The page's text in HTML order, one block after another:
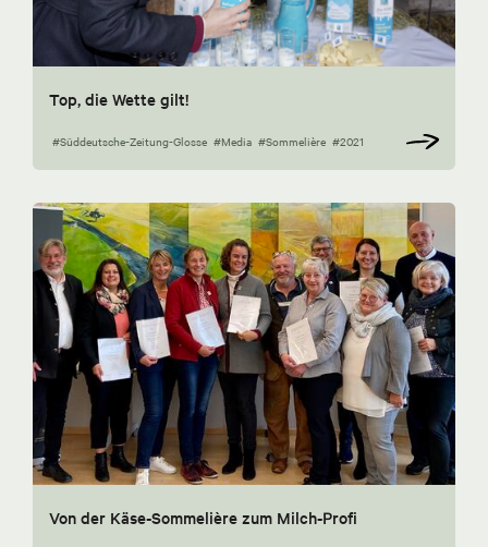
Top, die Wette gilt!
#Süddeutsche-Zeitung-Glosse #Media #Sommelière #2021
Von der Käse-Sommelière zum Milch-Profi